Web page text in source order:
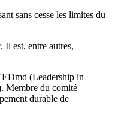
sans cesse les limites du
Il est, entre autres,
(Leadership in
Membre du comité
durable de